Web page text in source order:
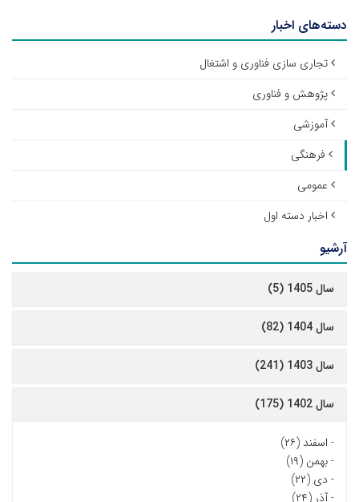
دسته‌های اخبار
تجاری سازی فناوری و اشتغال
پژوهش و فناوری
آموزشی
فرهنگی
عمومی
اخبار دسته اول
آرشیو
سال 1405 (5)
سال 1404 (82)
سال 1403 (241)
سال 1402 (175)
- اسفند (۲۶)
-بهمن (۱۹)
- دی (۲۲)
-آذر (۲۴)